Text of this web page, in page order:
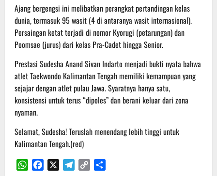
​​Ajang bergengsi ini melibatkan perangkat pertandingan kelas
dunia, termasuk 95 wasit (4 di antaranya wasit internasional).
Persaingan ketat terjadi di nomor Kyorugi (petarungan) dan
Poomsae (jurus) dari kelas Pra-Cadet hingga Senior.
Prestasi Sudesha Anand Sivan Indarto menjadi bukti nyata bahwa
atlet Taekwondo Kalimantan Tengah memiliki kemampuan yang
sejajar dengan atlet pulau Jawa. Syaratnya hanya satu,
konsistensi untuk terus “dipoles” dan berani keluar dari zona
nyaman.
​Selamat, Sudesha! Teruslah menendang lebih tinggi untuk
Kalimantan Tengah.(red)